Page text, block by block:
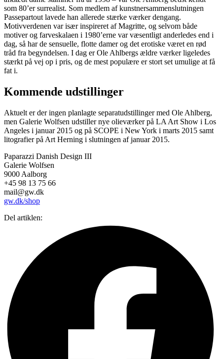
som 80’er surrealist. Som medlem af kunstnersammenslutningen
Passepartout lavede han allerede stærke værker dengang.
Motivverdenen var især inspireret af Magritte, og selvom både
motiver og farveskalaen i 1980’erne var væsentligt anderledes end i
dag, så har de sensuelle, flotte damer og det erotiske været en rød
tråd fra begyndelsen. I dag er Ole Ahlbergs ældre værker ligeledes
stærkt på vej op i pris, og de mest populære er stort set umulige at få
fat i.
Kommende udstillinger
Aktuelt er der ingen planlagte separatudstillinger med Ole Ahlberg,
men Galerie Wolfsen udstiller nye olieværker på LA Art Show i Los
Angeles i januar 2015 og på SCOPE i New York i marts 2015 samt
litografier på Art Herning i slutningen af januar 2015.
Paparazzi Danish Design III
Galerie Wolfsen
9000 Aalborg
+45 98 13 75 66
mail@gw.dk
gw.dk/shop
Del artiklen: